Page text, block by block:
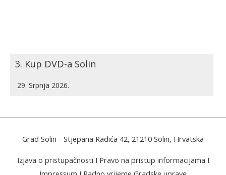
3. Kup DVD-a Solin
29. Srpnja 2026.
Grad Solin - Stjepana Radića 42, 21210 Solin, Hrvatska
Izjava o pristupačnosti I Pravo na pristup informacijama I